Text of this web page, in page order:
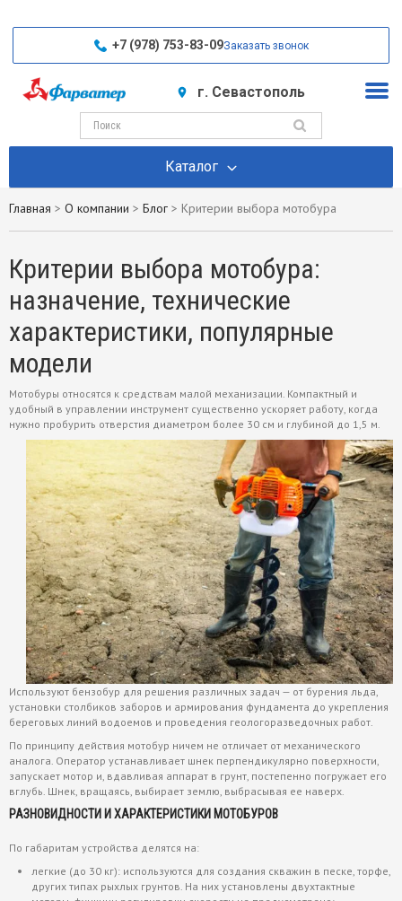
+7 (978) 753-83-09Заказать звонок
г. Севастополь
Каталог
Главная > О компании > Блог > Критерии выбора мотобура
Критерии выбора мотобура:
назначение, технические
характеристики, популярные
модели
Мотобуры относятся к средствам малой механизации. Компактный и
удобный в управлении инструмент существенно ускоряет работу, когда
нужно пробурить отверстия диаметром более 30 см и глубиной до 1,5 м.
Используют бензобур для решения различных задач — от бурения льда,
установки столбиков заборов и армирования фундамента до укрепления
береговых линий водоемов и проведения геологоразведочных работ.
По принципу действия мотобур ничем не отличает от механического
аналога. Оператор устанавливает шнек перпендикулярно поверхности,
запускает мотор и, вдавливая аппарат в грунт, постепенно погружает его
вглубь. Шнек, вращаясь, выбирает землю, выбрасывая ее наверх.
РАЗНОВИДНОСТИ И ХАРАКТЕРИСТИКИ МОТОБУРОВ
По габаритам устройства делятся на:
легкие (до 30 кг): используются для создания скважин в песке, торфе,
других типах рыхлых грунтов. На них установлены двухтактные